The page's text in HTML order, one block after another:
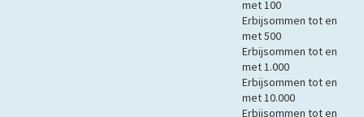
met 100
Erbijsommen tot en
met 500
Erbijsommen tot en
met 1.000
Erbijsommen tot en
met 10.000
Erbijsommen tot en